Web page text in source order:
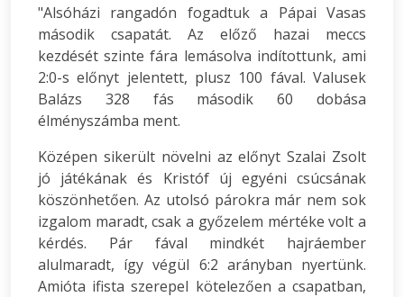
"Alsóházi rangadón fogadtuk a Pápai Vasas
második csapatát. Az előző hazai meccs
kezdését szinte fára lemásolva indítottunk, ami
2:0-s előnyt jelentett, plusz 100 fával. Valusek
Balázs 328 fás második 60 dobása
élményszámba ment.
Középen sikerült növelni az előnyt Szalai Zsolt
jó játékának és Kristóf új egyéni csúcsának
köszönhetően. Az utolsó párokra már nem sok
izgalom maradt, csak a győzelem mértéke volt a
kérdés. Pár fával mindkét hajráember
alulmaradt, így végül 6:2 arányban nyertünk.
Amióta ifista szerepel kötelezően a csapatban,